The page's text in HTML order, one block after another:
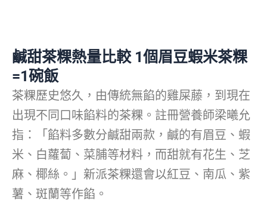
鹹甜茶粿熱量比較 1個眉豆蝦米茶粿
=1碗飯
茶粿歷史悠久，由傳統無餡的雞屎藤，到現在
出現不同口味餡料的茶粿。註冊營養師梁曦允
指：「餡料多數分鹹甜兩款，鹹的有眉豆、蝦
米、白蘿蔔、菜脯等材料，而甜就有花生、芝
麻、椰絲。」新派茶粿還會以紅豆、南瓜、紫
薯、斑蘭等作餡。